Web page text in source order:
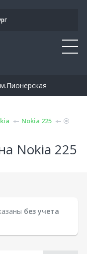
м.Пионерская
Nokia 225
Nokia 225
без учета